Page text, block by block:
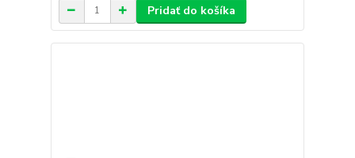
Pridať do košíka